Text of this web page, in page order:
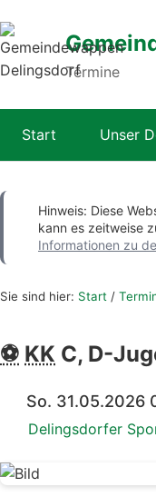
Termine
Start Unser
Hinweis: Diese
kann es zeitweise
Informationen zu
Sie sind hier: Start /
⚽ KK C, D-
So. 31.05.2026
Delingsdorfer